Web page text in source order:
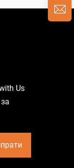
Us